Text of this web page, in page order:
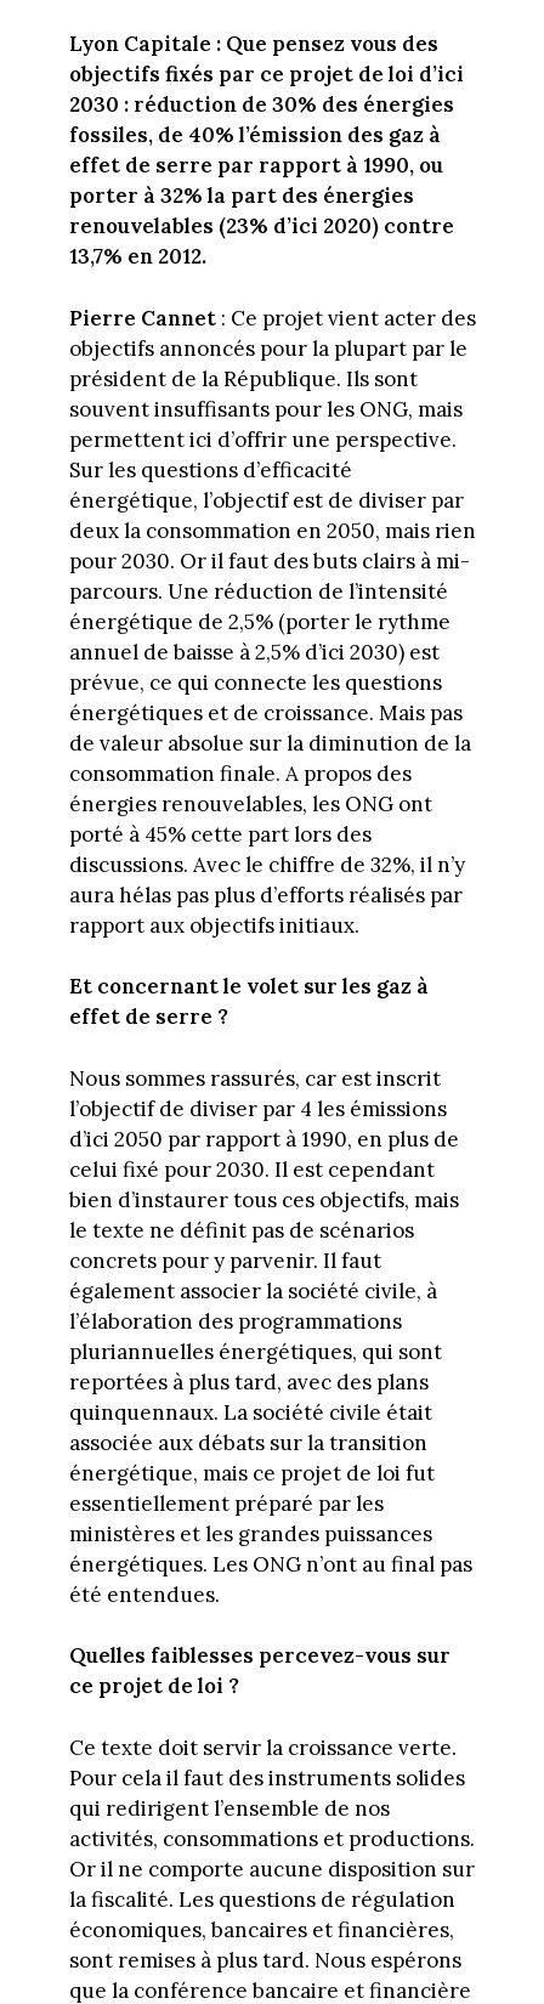
Lyon Capitale : Que pensez vous des
objectifs fixés par ce projet de loi d’ici
2030 : réduction de 30% des énergies
fossiles, de 40% l’émission des gaz à
effet de serre par rapport à 1990, ou
porter à 32% la part des énergies
renouvelables (23% d’ici 2020) contre
13,7% en 2012.
Pierre Cannet: Ce projet vient acter des
objectifs annoncés pour la plupart par le
président de la République. Ils sont
souvent insuffisants pour les ONG, mais
permettent ici d’offrir une perspective.
Sur les questions d’efficacité
énergétique, l’objectif est de diviser par
deux la consommation en 2050, mais rien
pour 2030. Or il faut des buts clairs à mi-
parcours. Une réduction de l’intensité
énergétique de 2,5% (porter le rythme
annuel de baisse à 2,5% d’ici 2030) est
prévue, ce qui connecte les questions
énergétiques et de croissance. Mais pas
de valeur absolue sur la diminution de la
consommation finale. A propos des
énergies renouvelables, les ONG ont
porté à 45% cette part lors des
discussions. Avec le chiffre de 32%, il n’y
aura hélas pas plus d’efforts réalisés par
rapport aux objectifs initiaux.
Et concernant le volet sur les gaz à
effet de serre ?
Nous sommes rassurés, car est inscrit
l’objectif de diviser par 4 les émissions
d’ici 2050 par rapport à 1990, en plus de
celui fixé pour 2030. Il est cependant
bien d’instaurer tous ces objectifs, mais
le texte ne définit pas de scénarios
concrets pour y parvenir. Il faut
également associer la société civile, à
l’élaboration des programmations
pluriannuelles énergétiques, qui sont
reportées à plus tard, avec des plans
quinquennaux. La société civile était
associée aux débats sur la transition
énergétique, mais ce projet de loi fut
essentiellement préparé par les
ministères et les grandes puissances
énergétiques. Les ONG n’ont au final pas
été entendues.
Quelles faiblesses percevez-vous sur
ce projet de loi ?
Ce texte doit servir la croissance verte.
Pour cela il faut des instruments solides
qui redirigent l’ensemble de nos
activités, consommations et productions.
Or il ne comporte aucune disposition sur
la fiscalité. Les questions de régulation
économiques, bancaires et financières,
sont remises à plus tard. Nous espérons
que la conférence bancaire et financière